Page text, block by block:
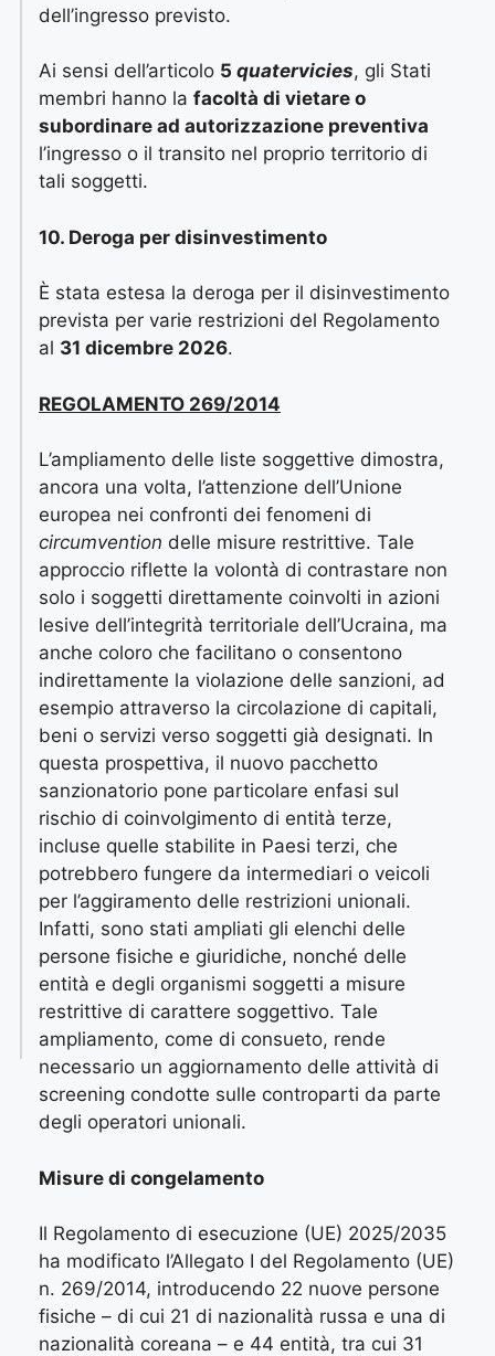
dell’ingresso previsto.
Ai sensi dell’articolo 5 quatervicies, gli Stati
membri hanno la facoltà di vietare o
subordinare ad autorizzazione preventiva
l’ingresso o il transito nel proprio territorio di
tali soggetti.
10. Deroga per disinvestimento
È stata estesa la deroga per il disinvestimento
prevista per varie restrizioni del Regolamento
al 31 dicembre 2026.
REGOLAMENTO 269/2014
L’ampliamento delle liste soggettive dimostra,
ancora una volta, l’attenzione dell’Unione
europea nei confronti dei fenomeni di
circumvention delle misure restrittive. Tale
approccio riflette la volontà di contrastare non
solo i soggetti direttamente coinvolti in azioni
lesive dell’integrità territoriale dell’Ucraina, ma
anche coloro che facilitano o consentono
indirettamente la violazione delle sanzioni, ad
esempio attraverso la circolazione di capitali,
beni o servizi verso soggetti già designati. In
questa prospettiva, il nuovo pacchetto
sanzionatorio pone particolare enfasi sul
rischio di coinvolgimento di entità terze,
incluse quelle stabilite in Paesi terzi, che
potrebbero fungere da intermediari o veicoli
per l’aggiramento delle restrizioni unionali.
Infatti, sono stati ampliati gli elenchi delle
persone fisiche e giuridiche, nonché delle
entità e degli organismi soggetti a misure
restrittive di carattere soggettivo. Tale
ampliamento, come di consueto, rende
necessario un aggiornamento delle attività di
screening condotte sulle controparti da parte
degli operatori unionali.
Misure di congelamento
Il Regolamento di esecuzione (UE) 2025/2035
ha modificato l’Allegato I del Regolamento (UE)
n. 269/2014, introducendo 22 nuove persone
fisiche – di cui 21 di nazionalità russa e una di
nazionalità coreana – e 44 entità, tra cui 31